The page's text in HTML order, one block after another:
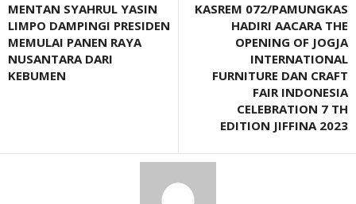
MENTAN SYAHRUL YASIN
LIMPO DAMPINGI PRESIDEN
MEMULAI PANEN RAYA
NUSANTARA DARI
KEBUMEN
KASREM 072/PAMUNGKAS
HADIRI AACARA THE
OPENING OF JOGJA
INTERNATIONAL
FURNITURE DAN CRAFT
FAIR INDONESIA
CELEBRATION 7 TH
EDITION JIFFINA 2023